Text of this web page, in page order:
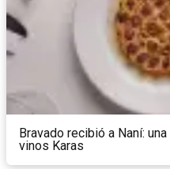
Bravado recibió a Naní:
vinos Karas